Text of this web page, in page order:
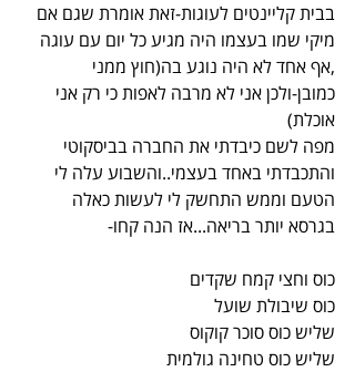
בבית קליינטים לעוגות-זאת אומרת שגם אם
מיקי שמו בעצמו היה מגיע כל יום עם עוגה
,אף אחד לא היה נוגע בה(חוץ ממני
כמובן-ולכן אני לא מרבה לאפות כי רק אני
אוכלת)
מפה לשם כיבדתי את החברה בביסקוטי
והתכבדתי באחד בעצמי..והשבוע עלה לי
הטעם וממש התחשק לי לעשות כאלה
בגרסא יותר בריאה...אז הנה קחו-
כוס וחצי קמח שקדים
כוס שיבולת שועל
שליש כוס סוכר קוקוס
שליש כוס טחינה גולמית